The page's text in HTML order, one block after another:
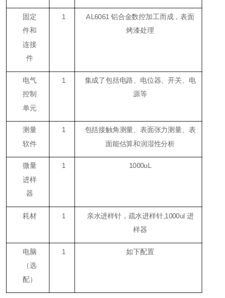
固定
件和
连接
件
1
AL6061 铝合金数控加工而成，表面
烤漆处理
电气
控制
单元
1 集成了包括电路、电位器、开关、电
源等
测量
软件
1 包括接触角测量、表面张力测量、表
面能估算和润湿性分析
微量
进样
器
1 1000uL
耗材 1 亲水进样针，疏水进样针,1000ul 进
样器
电脑
（选
配）
1 如下配置